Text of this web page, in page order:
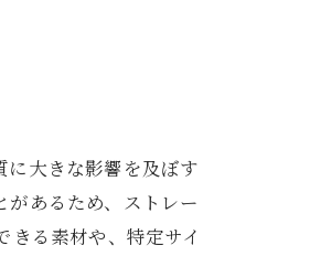
大きな影響を及ぼす
あるため、ストレー
る素材や、特定サイ